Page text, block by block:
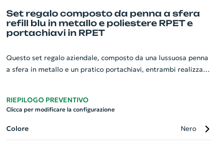
Set regalo composto da penna a sfera
refill blu in metallo e poliestere RPET e
portachiavi in RPET
Questo set regalo aziendale, composto da una lussuosa penna
a sfera in metallo e un pratico portachiavi, entrambi realizzati
inchiostro blu duraturo. Il portachiavi, leggero ma resistente,
arriva in una elegante confezione regalo pronta per essere
consegnata. Un modo sofisticato per promuovere la tua
RIEPILOGO PREVENTIVO
Clicca per modificare la configurazione
Colore Nero